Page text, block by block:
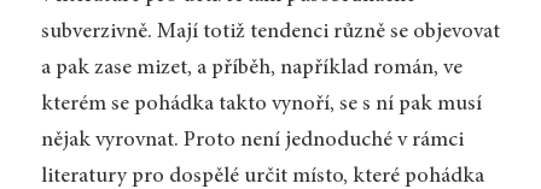
subverzivně. Mají totiž tendenci různě se objevovat
a pak zase mizet, a příběh, například román, ve
kterém se pohádka takto vynoří, se s ní pak musí
nějak vyrovnat. Proto není jednoduché v rámci
literatury pro dospělé určit místo, které pohádka